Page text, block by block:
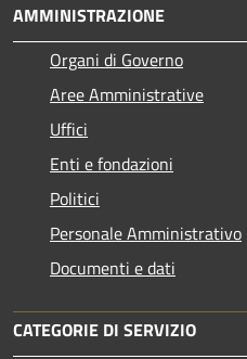
AMMINISTRAZIONE
Organi di Governo
Aree Amministrative
Uffici
Enti e fondazioni
Politici
Personale Amministrativo
Documenti e dati
CATEGORIE DI SERVIZIO